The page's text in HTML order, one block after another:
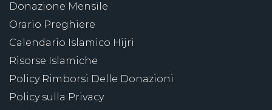
Donazione Mensile
Orario Preghiere
Calendario Islamico Hijri
Risorse Islamiche
Policy Rimborsi Delle Donazioni
Policy sulla Privacy